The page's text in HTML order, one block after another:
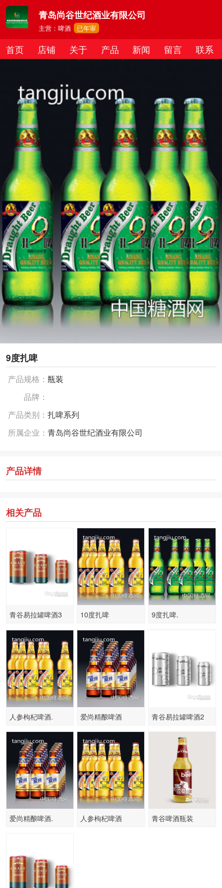
青岛尚谷世纪酒业有限公司
主营：啤酒 已年审
首页 店铺 关于 产品 新闻 留言 联系
9度扎啤
产品规格： 瓶装
品牌：
产品类别： 扎啤系列
所属企业： 青岛尚谷世纪酒业有限公司
产品详情
相关产品
青谷易拉罐啤酒3 10度扎啤 9度扎啤.
人参枸杞啤酒. 爱尚精酿啤酒 青谷易拉罐啤酒2
爱尚精酿啤酒. 人参枸杞啤酒 青谷啤酒瓶装